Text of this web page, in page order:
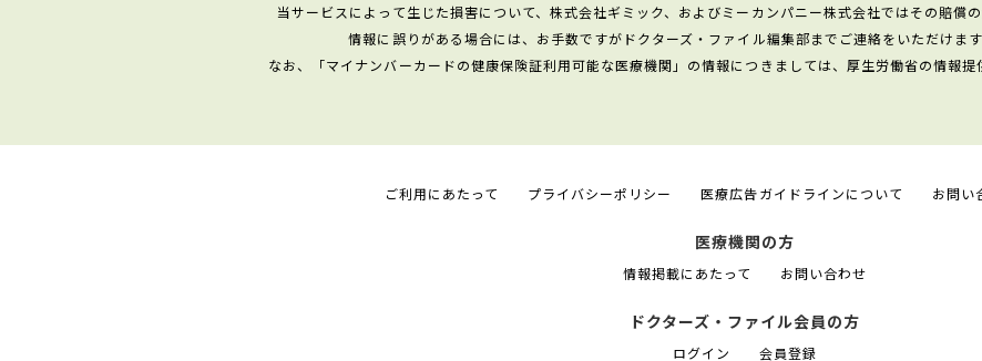
当サービスによって生じた損害について、株式会社ギミック、およびミーカンパニー株式会社ではその賠償
情報に誤りがある場合には、お手数ですがドクターズ・ファイル編集部までご連絡をいただけます
なお、「マイナンバーカードの健康保険証利用可能な医療機関」の情報につきましては、厚生労働省の情報提
ご利用にあたって プライバシーポリシー 医療広告ガイドラインについて お問い
医療機関の方
情報掲載にあたって お問い合わせ
ドクターズ・ファイル会員の方
ログイン 会員登録